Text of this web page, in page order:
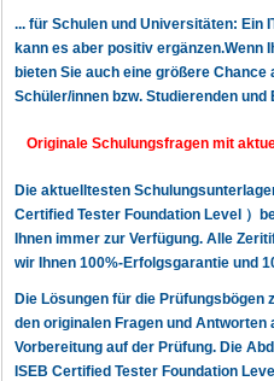
... für Schulen und Universitäten: Ein
kann es aber positiv
bieten Sie auch eine größere
Schüler/innen bzw. Studierenden
Originale Schulungsfragen mit
Die aktuelltesten
Certified Tester Foundation Level ）
Ihnen immer zur Verfügung. Alle
wir Ihnen 100%-Erfolgsgarantie und
Die Lösungen für die Prüfungsbögen
den originalen Fragen und
Vorbereitung auf der Prüfung. Die
ISEB Certified Tester Foundation